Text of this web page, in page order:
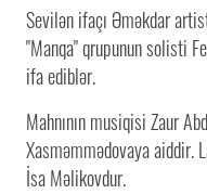
Sevilən ifaçı Əməkdar
"Manqa" qrupunun solisti
ifa ediblər.
Mahnının musiqisi Zaur
Xasməmmədovaya aiddir.
İsa Məlikovdur.